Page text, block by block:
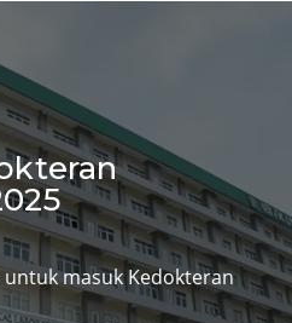
masuk Kedokteran